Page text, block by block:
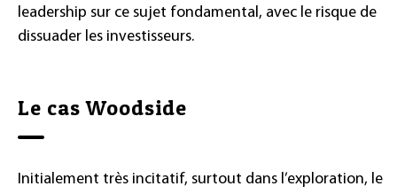
leadership sur ce sujet fondamental, avec le risque de
dissuader les investisseurs.
Le cas Woodside
Initialement très incitatif, surtout dans l’exploration, le